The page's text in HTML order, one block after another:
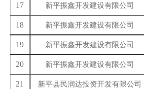
17 新平振鑫开发建设有限公司
18 新平振鑫开发建设有限公司
19 新平振鑫开发建设有限公司
20 新平振鑫开发建设有限公司
21 新平县民润达投资开发有限公司